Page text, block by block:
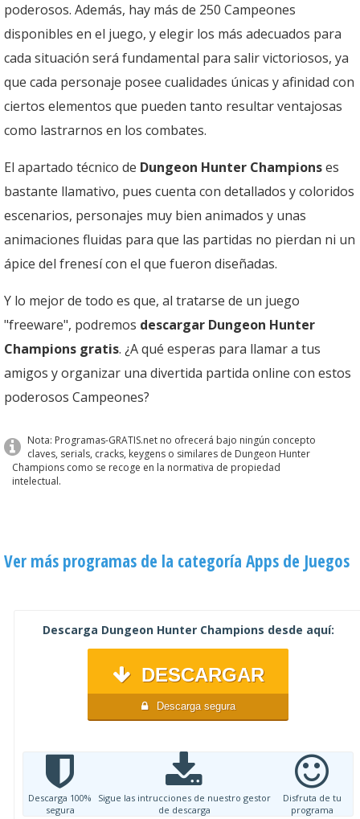
poderosos. Además, hay más de 250 Campeones
disponibles en el juego, y elegir los más adecuados para
cada situación será fundamental para salir victoriosos, ya
que cada personaje posee cualidades únicas y afinidad con
ciertos elementos que pueden tanto resultar ventajosas
como lastrarnos en los combates.
El apartado técnico de Dungeon Hunter Championses
bastante llamativo, pues cuenta con detallados y coloridos
escenarios, personajes muy bien animados y unas
animaciones fluidas para que las partidas no pierdan ni un
ápice del frenesí con el que fueron diseñadas.
Y lo mejor de todo es que, al tratarse de un juego
"freeware", podremos descargar Dungeon Hunter
Champions gratis. ¿A qué esperas para llamar a tus
amigos y organizar una divertida partida online con estos
poderosos Campeones?
Nota: Programas-GRATIS.net no ofrecerá bajo ningún concepto
claves, serials, cracks, keygens o similares de Dungeon Hunter
Champions como se recoge en la normativa de propiedad
intelectual.
Ver más programas de la categoría Apps de Juegos
Descarga Dungeon Hunter Champions desde aquí:
DESCARGAR
Descarga segura
Descarga 100%
segura
Sigue las intrucciones de nuestro gestor
de descarga
Disfruta de tu
programa